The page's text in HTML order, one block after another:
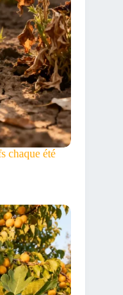
chaque été